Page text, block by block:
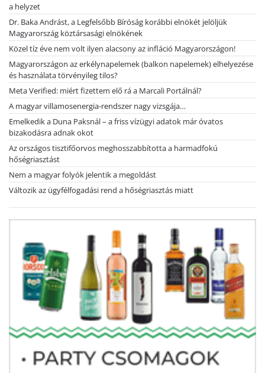
a helyzet
Dr. Baka Andrást, a Legfelsőbb Bíróság korábbi elnökét jelöljük
Magyarország köztársasági elnökének
Közel tíz éve nem volt ilyen alacsony az infláció Magyarországon!
Magyarországon az erkélynapelemek (balkon napelemek) elhelyezése
és használata törvényileg tilos?
Meta Verified: miért fizettem elő rá a Marcali Portálnál?
A magyar villamosenergia-rendszer nagy vizsgája…
Emelkedik a Duna Paksnál – a friss vízügyi adatok már óvatos
bizakodásra adnak okot
Az országos tisztifőorvos meghosszabbította a harmadfokú
hőségriasztást
Nem a magyar folyók jelentik a megoldást
Változik az ügyfélfogadási rend a hőségriasztás miatt